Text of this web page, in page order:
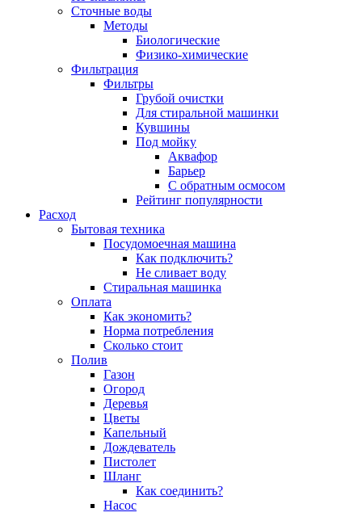
Сточные воды
Методы
Биологические
Физико-химические
Фильтрация
Фильтры
Грубой очистки
Для стиральной машинки
Кувшины
Под мойку
Аквафор
Барьер
С обратным осмосом
Рейтинг популярности
Расход
Бытовая техника
Посудомоечная машина
Как подключить?
Не сливает воду
Стиральная машинка
Оплата
Как экономить?
Норма потребления
Сколько стоит
Полив
Газон
Огород
Деревья
Цветы
Капельный
Дождеватель
Пистолет
Шланг
Как соединить?
Насос